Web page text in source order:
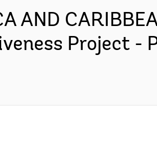
AND
Project -